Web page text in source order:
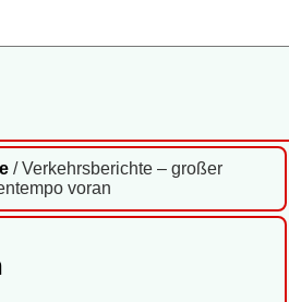
/ Verkehrsberichte – großer
voran